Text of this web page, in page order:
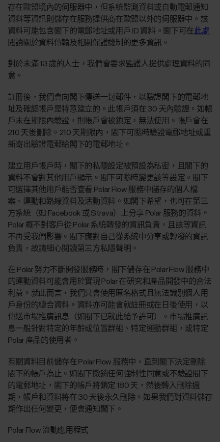
存在歐盟境內的伺服器中，但系統監測資料或自動電郵通知
資料等資訊則儲存在服務提供商在歐盟以外的伺服器中。該
資料可能包含閣下的電郵地址或用戶 ID 資料。閣下可在此處
閱讀關於資料傳輸及相關保護機制的更多資訊。
對於未滿 13 歲的人士，我們會要求監護人提供處理資料的同
意。
註冊後，我們會向閣下傳送一封郵件，以驗證閣下的電郵地
址及確認帳戶是特意建立的。此帳戶須在 30 天內驗證。如帳
戶未在期限內驗證，則帳戶會被鎖定，無法使用。帳戶會在
210 天後刪除。210 天期限內，閣下可隨時驗證電郵地址或重
新寄出驗證電郵給閣下的電郵地址。
建立用戶帳戶時，閣下的私隱設定被預設為私密，且閣下的
資料不會對其他用戶顯示。閣下可隨時變更該等設定。閣下
可選擇其他用戶能否查看 Polar Flow 服務中儲存的個人檔
案、運動和路線資料及活動資料。如閣下希望，也可在第三
方系統（如 Facebook 或 Strava）上分享 Polar 服務的資料。
Polar 概不對客戶從 Polar 系統轉發的資訊負責，且該等資訊
不再受我們影響。閣下應對自己從系統中分享或轉發的資訊
負責，故請細心閱讀第三方私隱聲明。
在 Polar 努力不斷開發服務時，閣下儲存在 Polar Flow 服務中
的運動資料可能會用於實現 Polar 在研究和產品開發中的合法
利益。就此而言，我們只會使用匿名格式且無法識別個人用
戶身份的總合資料。資料亦可能會就註冊或在日後使用，以
傳送市場推廣訊息（如閣下已就此給予許可）。市場推廣訊
息一般針對特定的年齡或位置群組、特定運動群組，或特定
Polar 產品的使用者。
有關資料目前儲存在 Polar Flow 服務中，直到閣下決定刪除
閣下的帳戶為止。如閣下撤銷任何強制性同意或不驗證閣下
的電郵地址，閣下的帳戶將鎖定 180 天，然後轉入刪除週
期，帳戶和資料將在 30 天後永久刪除。如果我們對資料儲存
期作出任何變更，便會通知閣下。
Polar Flow 流動應用程式